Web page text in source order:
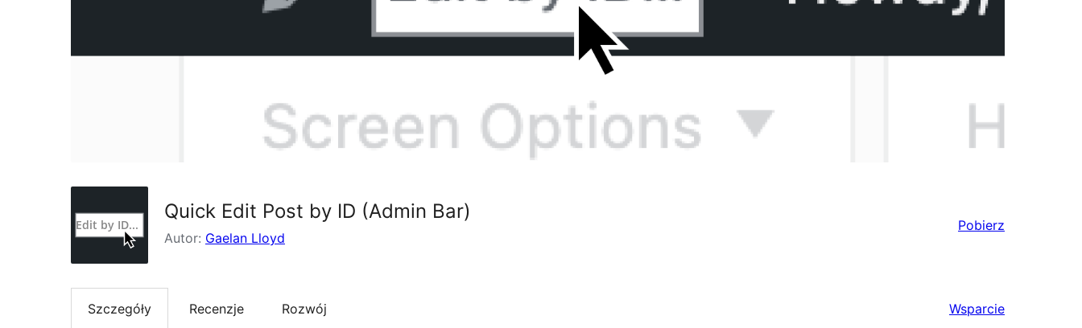
Quick Edit Post by ID (Admin Bar)
Autor: Gaelan Lloyd
Pobierz
Szczegóły Recenzje Rozwój Wsparcie